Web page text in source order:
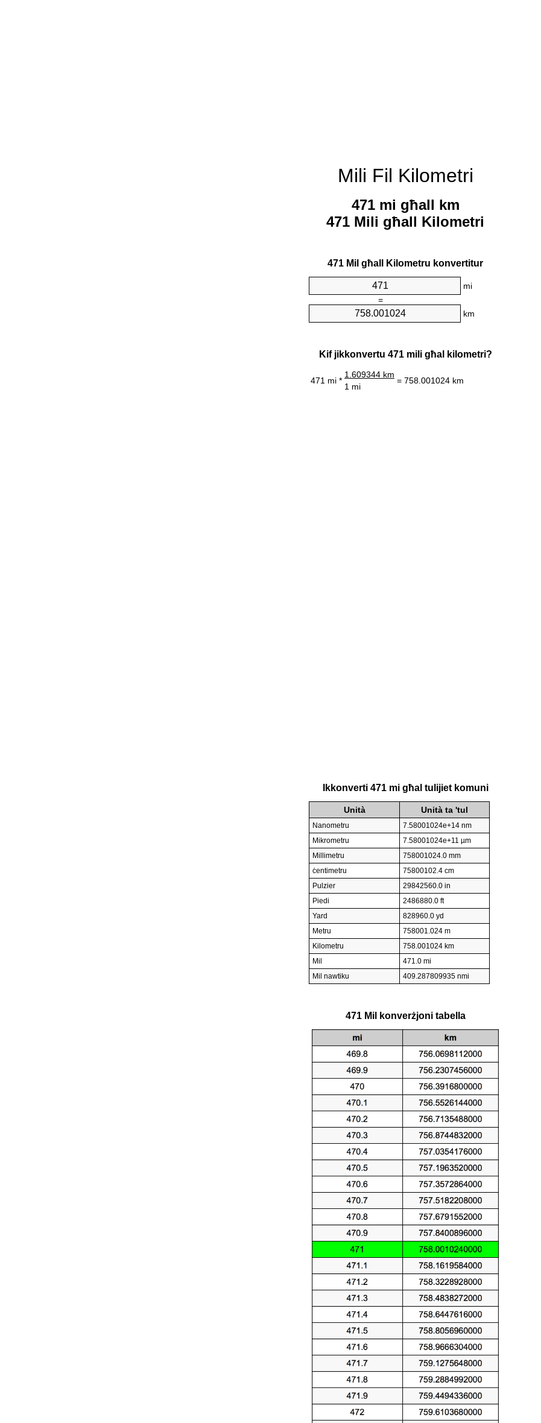
Mili Fil Kilometri
471 mi għall km
471 Mili għall Kilometri
471 Mil għall Kilometru konvertitur
mi
=
km
Kif jikkonvertu 471 mili għal kilometri?
471 mi *
1.609344 km
= 758.001024 km
1 mi
Ikkonverti 471 mi għal tulijiet komuni
Unità Unità ta 'tul
Nanometru
7.58001024e+14 nm
Mikrometru
7.58001024e+11 µm
Millimetru
758001024.0 mm
ċentimetru
75800102.4 cm
Pulzier
29842560.0 in
Piedi
2486880.0 ft
Yard
828960.0 yd
Metru
758001.024 m
Kilometru
758.001024 km
Mil
471.0 mi
Mil nawtiku
409.287809935 nmi
471 Mil konverżjoni tabella